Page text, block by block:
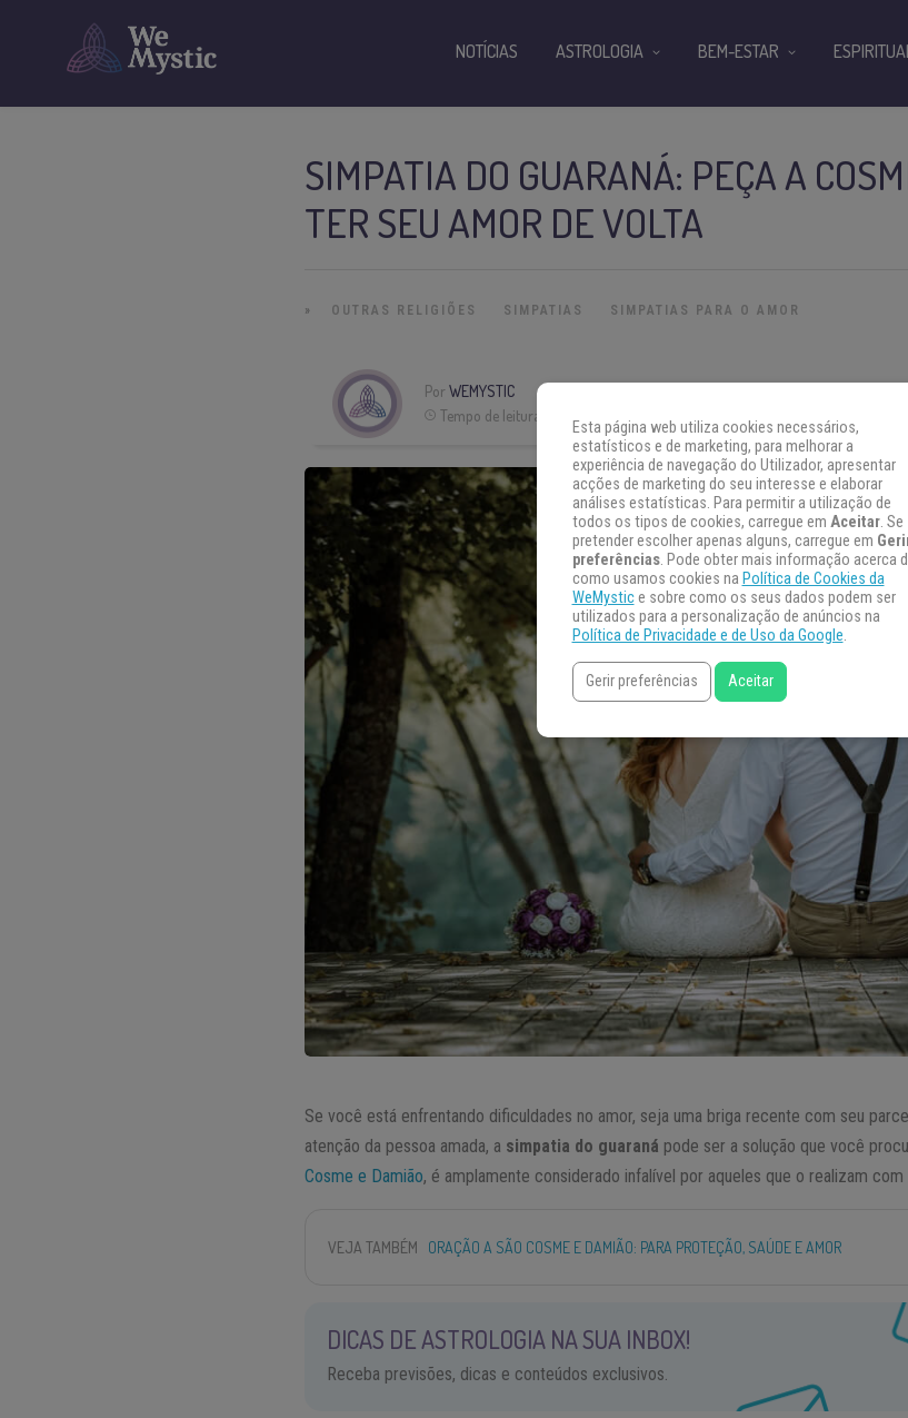
SIMPATIA DO GUARANÁ: PEÇA A
TER SEU AMOR DE VOLTA
» OUTRAS RELIGIÕES SIMPATIAS SIMPATIAS PARA O AMOR
Por WEMYSTIC
Tempo de leitura:
Se você está enfrentando dificuldades no amor, seja uma briga recente com seu
atenção da pessoa amada, a simpatia do guaraná pode ser a solução que você
Cosme e Damião, é amplamente considerado infalível por aqueles que o realizam com
VEJA TAMBÉM ORAÇÃO A SÃO COSME E DAMIÃO: PARA PROTEÇÃO, SAÚDE E AMOR
DICAS DE ASTROLOGIA NA SUA INBOX!
Receba previsões, dicas e conteúdos exclusivos.
NOTÍCIAS ASTROLOGIA BEM-ESTAR
Esta página web utiliza cookies necessários,
estatísticos e de marketing, para melhorar a
experiência de navegação do Utilizador, apresentar
acções de marketing do seu interesse e elaborar
análises estatísticas. Para permitir a utilização de
todos os tipos de cookies, carregue em Aceitar. Se
pretender escolher apenas alguns, carregue em
preferências. Pode obter mais informação acerca
como usamos cookies na Política de Cookies da
WeMystice sobre como os seus dados podem ser
utilizados para a personalização de anúncios na
Política de Privacidade e de Uso da Google.
Gerir preferências Aceitar